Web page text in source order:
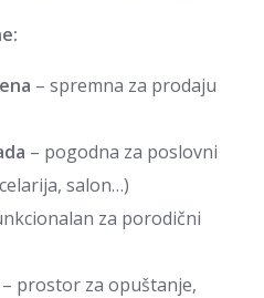
– spremna za prodaju
– pogodna za poslovni
salon…)
za porodični
prostor za opuštanje,